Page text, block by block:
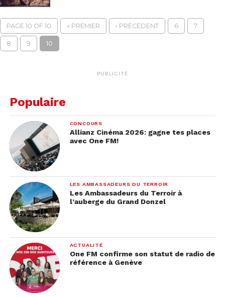
PAGE 10 OF 10 « PREMIER ‹ PRÉCÉDENT 6 7
8 9 10
PUBLICITÉ
Populaire
CONCOURS
Allianz Cinéma 2026: gagne tes places
avec One FM!
LES AMBASSADEURS DU TERROIR
Les Ambassadeurs du Terroir à
l’auberge du Grand Donzel
ACTUALITÉ
One FM confirme son statut de radio de
référence à Genève